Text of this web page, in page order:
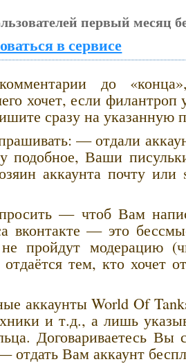
первый месяц
в сервисе
до
хочет, если филантроп
сразу на указанную
— отдали
подобное, Ваши
аккаунта почту или
— чтоб Вам
вконтакте — это
пройдут модерацию
тем, кто хочет
аккаунты World Of
и т.д., а лишь
Договариваетесь Вы
Вам аккаунт